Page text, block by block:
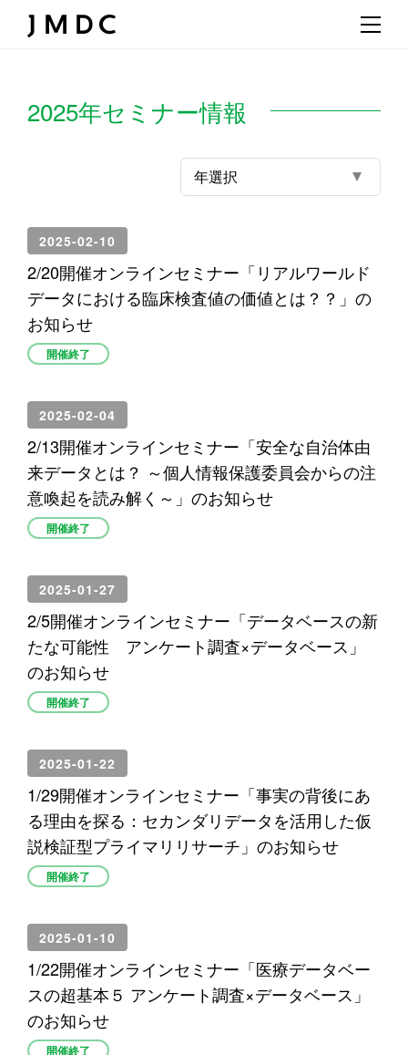
2025年セミナー情報
年選択
2025-02-10
2/20開催オンラインセミナー「リアルワールド
データにおける臨床検査値の価値とは？？」の
お知らせ
開催終了
2025-02-04
2/13開催オンラインセミナー「安全な自治体由
来データとは？ ～個人情報保護委員会からの注
意喚起を読み解く～」のお知らせ
開催終了
2025-01-27
2/5開催オンラインセミナー「データベースの新
たな可能性 アンケート調査×データベース」
のお知らせ
開催終了
2025-01-22
1/29開催オンラインセミナー「事実の背後にあ
る理由を探る：セカンダリデータを活用した仮
説検証型プライマリリサーチ」のお知らせ
開催終了
2025-01-10
1/22開催オンラインセミナー「医療データベー
スの超基本５ アンケート調査×データベース」
のお知らせ
開催終了